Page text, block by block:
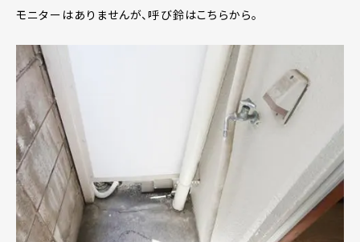
モニターはありませんが、呼び鈴はこちらから。